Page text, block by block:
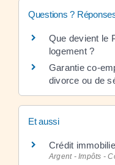
Questions ?
Que devient le
logement ?
Garantie co-
divorce ou de
Et aussi
Crédit
Argent - Impôts -